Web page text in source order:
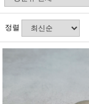
정렬